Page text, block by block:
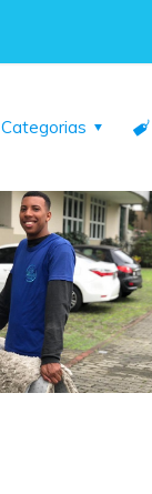
Categorias